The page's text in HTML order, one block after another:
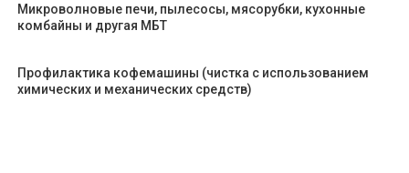
Микроволновые печи, пылесосы, мясорубки, кухонные
комбайны и другая МБТ
Профилактика кофемашины (чистка с использованием
химических и механических средств)